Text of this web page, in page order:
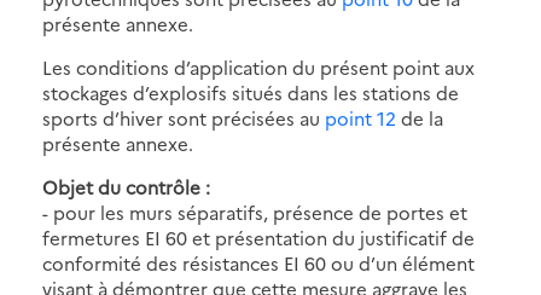
présente annexe.
Les conditions d’application du présent point aux
stockages d’explosifs situés dans les stations de
sports d’hiver sont précisées au point 12 de la
présente annexe.
Objet du contrôle :
- pour les murs séparatifs, présence de portes et
fermetures EI 60 et présentation du justificatif de
conformité des résistances EI 60 ou d’un élément
visant à démontrer que cette mesure aggrave les